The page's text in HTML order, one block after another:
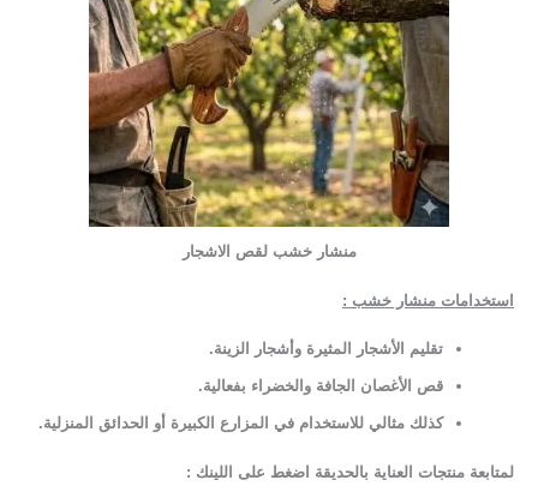
منشار خشب لقص الاشجار
استخدامات منشار خشب :
تقليم الأشجار المثيرة وأشجار الزينة.
قص الأغصان الجافة والخضراء بفعالية.
كذلك مثالي للاستخدام في المزارع الكبيرة أو الحدائق المنزلية.
لمتابعة منتجات العناية بالحديقة اضغط على اللينك :